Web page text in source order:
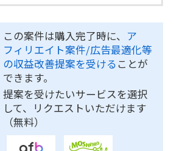
この案件は購入完了時に、 ア
フィリエイト案件/広告最適化等
の収益改善提案を受ける ことが
できます。
提案を受けたいサービスを選択
して、リクエストいただけます
（無料）